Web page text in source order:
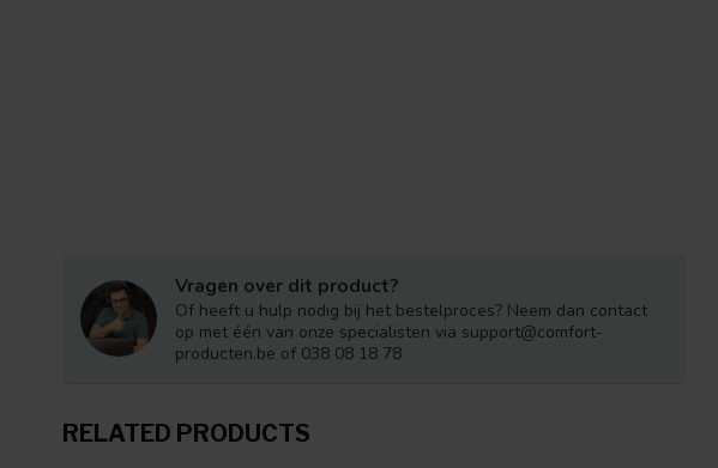
Vragen over dit product?
Of heeft u hulp nodig bij het bestelproces? Neem dan contact
op met één van onze specialisten via support@comfort-
producten.be of 038 08 18 78
RELATED PRODUCTS